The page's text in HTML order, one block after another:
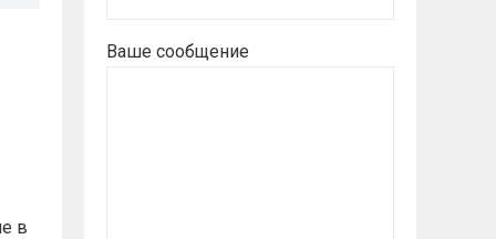
в
Ваше сообщение